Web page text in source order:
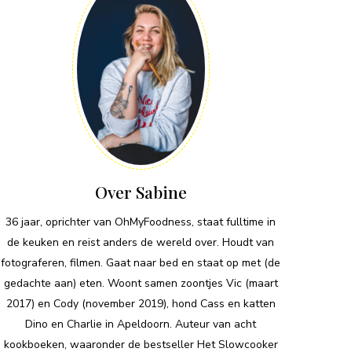
Over Sabine
36 jaar, oprichter van OhMyFoodness, staat fulltime in
de keuken en reist anders de wereld over. Houdt van
fotograferen, filmen. Gaat naar bed en staat op met (de
gedachte aan) eten. Woont samen zoontjes Vic (maart
2017) en Cody (november 2019), hond Cass en katten
Dino en Charlie in Apeldoorn. Auteur van acht
kookboeken, waaronder de bestseller Het Slowcooker